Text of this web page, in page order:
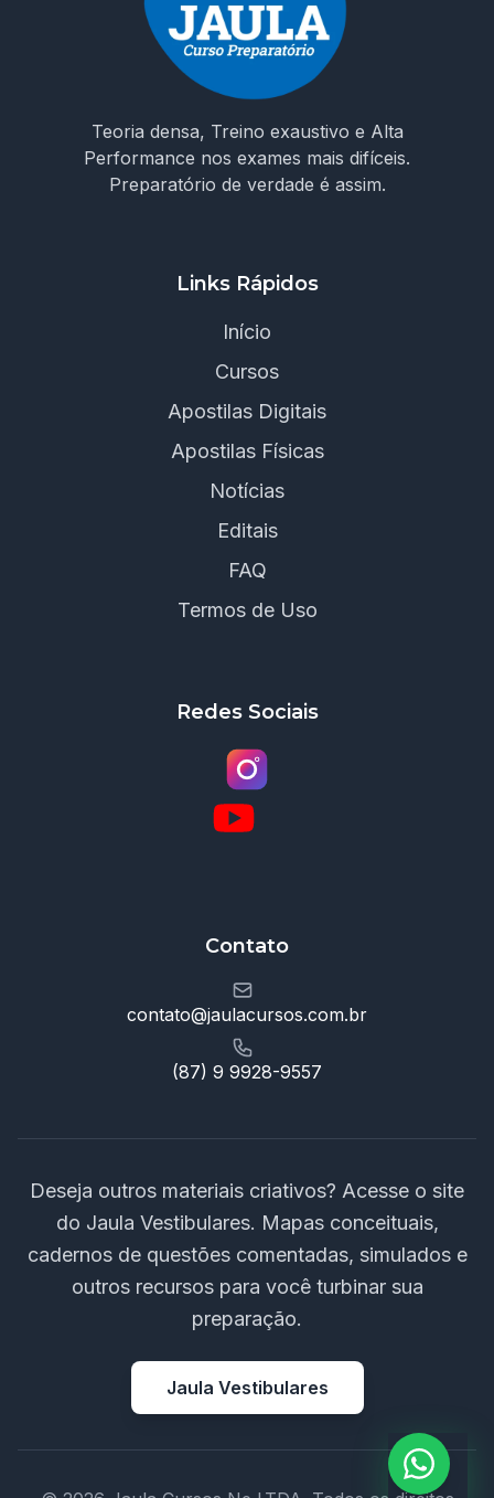
Teoria densa, Treino exaustivo e Alta
Performance nos exames mais difíceis.
Preparatório de verdade é assim.
Links Rápidos
Início
Cursos
Apostilas Digitais
Apostilas Físicas
Notícias
Editais
FAQ
Termos de Uso
Redes Sociais
Contato
contato@jaulacursos.com.br
(87) 9 9928-9557
Deseja outros materiais criativos? Acesse o site
do Jaula Vestibulares. Mapas conceituais,
cadernos de questões comentadas, simulados e
outros recursos para você turbinar sua
preparação.
Jaula Vestibulares